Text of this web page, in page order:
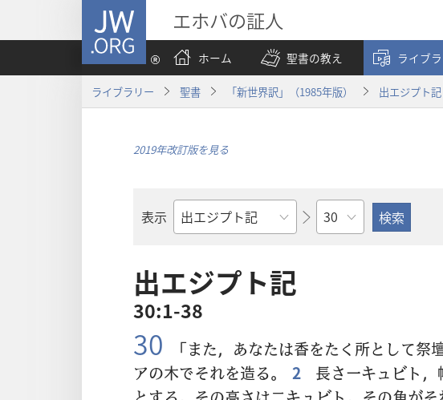
JW.ORG エホバの証人
ホーム
聖書の教え ライブ
ライブラリー 聖書 「新世界訳」（1985年版） 出エジプト記
2019年改訂版を見る
表示
聖
の
書
名
章
出エジプト記
30:1-38
30 「また，あなたは香をたく 所として祭
アの木でそれを造る。 2 長さ一キュビト，